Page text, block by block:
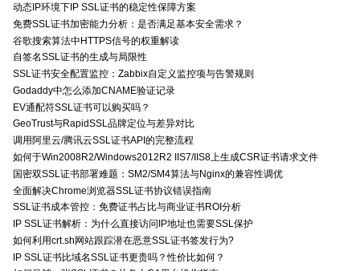
动态IP环境下IP SSL证书的稳定性保障方案
免费SSL证书加密能力分析：是否满足基本安全需求？
谷歌搜索算法中HTTPS信号的权重解读
自签名SSL证书的生成与局限性
SSL证书安全配置监控：Zabbix自定义监控项与告警规则
Godaddy中怎么添加CNAME验证记录
EV通配符SSL证书可以购买吗？
GeoTrust与RapidSSL品牌定位与差异对比
调用阿里云/腾讯云SSL证书API的完整流程
如何于Win2008R2/Windows2012R2 IIS7/IIS8上生成CSR证书请求文件
国密双SSL证书部署难题：SM2/SM4算法与Nginx的兼容性调优
全面解决Chrome浏览器SSL证书协议错误指南
SSL证书成本管控：免费证书占比与商业证书ROI分析
IP SSL证书解析：为什么直接访问IP地址也需要SSL保护
如何利用crt.sh网站跟踪潜在恶意SSL证书签发行为?
IP SSL证书比域名SSL证书更贵吗？性价比如何？